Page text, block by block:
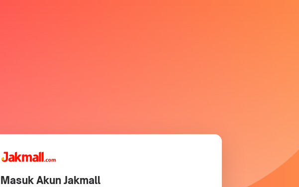
Masuk Akun Jakmall